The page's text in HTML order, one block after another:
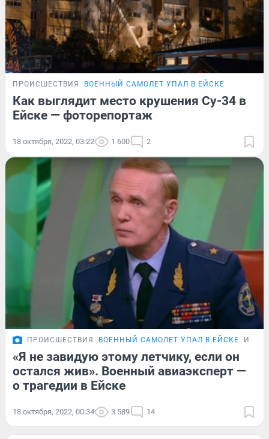
ПРОИСШЕСТВИЯ ВОЕННЫЙ САМОЛЕТ УПАЛ В ЕЙСКЕ
Как выглядит место крушения Су-34 в
Ейске — фоторепортаж
18 октября, 2022, 03:22 1 600 2
ПРОИСШЕСТВИЯ ВОЕННЫЙ САМОЛЕТ УПАЛ В ЕЙСКЕ
«Я не завидую этому летчику, если он
остался жив». Военный авиаэксперт —
о трагедии в Ейске
18 октября, 2022, 00:34 3 589 14